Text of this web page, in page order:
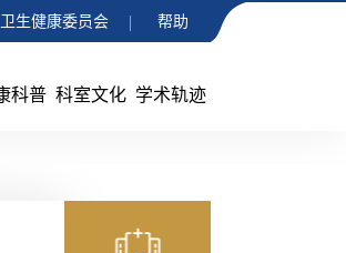
生健康委员会 帮助
科普 科室文化 学术轨迹